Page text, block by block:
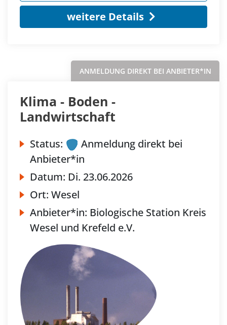
weitere Details
ANMELDUNG DIREKT BEI ANBIETER*IN
Klima - Boden -
Landwirtschaft
Status:
Anmeldung direkt bei
Anbieter*in
Datum: Di. 23.06.2026
Ort: Wesel
Anbieter*in: Biologische Station Kreis
Wesel und Krefeld e.V.